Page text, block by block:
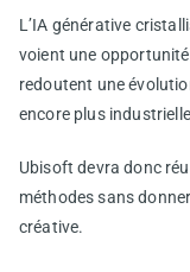
L’IA générative
voient une
redoutent une
encore plus
Ubisoft devra donc
méthodes sans
créative.